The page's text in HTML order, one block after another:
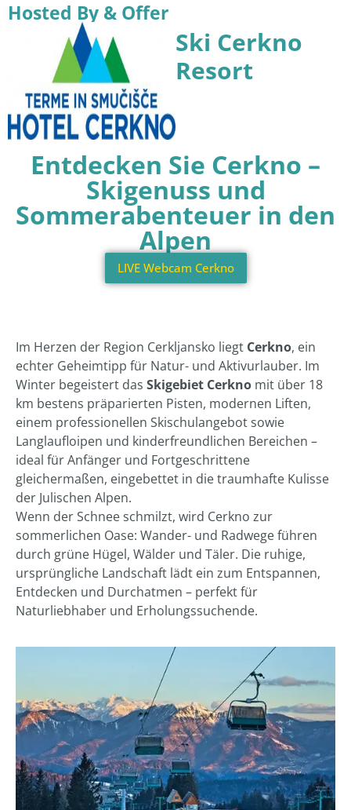
Hosted By & Offer
Ski Cerkno
Resort
Entdecken Sie Cerkno –
Skigenuss und
Sommerabenteuer in den
Alpen
LIVE Webcam Cerkno
Im Herzen der Region Cerkljansko liegt Cerkno, ein
echter Geheimtipp für Natur- und Aktivurlauber. Im
Winter begeistert das Skigebiet Cerkno mit über 18
km bestens präparierten Pisten, modernen Liften,
einem professionellen Skischulangebot sowie
Langlaufloipen und kinderfreundlichen Bereichen –
ideal für Anfänger und Fortgeschrittene
gleichermaßen, eingebettet in die traumhafte Kulisse
der Julischen Alpen.
Wenn der Schnee schmilzt, wird Cerkno zur
sommerlichen Oase: Wander- und Radwege führen
durch grüne Hügel, Wälder und Täler. Die ruhige,
ursprüngliche Landschaft lädt ein zum Entspannen,
Entdecken und Durchatmen – perfekt für
Naturliebhaber und Erholungssuchende.